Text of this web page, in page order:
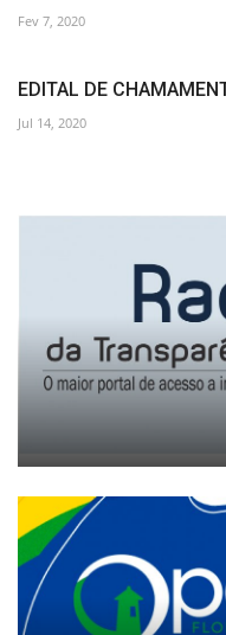
Fev 7, 2020
EDITAL DE
Jul 14, 2020